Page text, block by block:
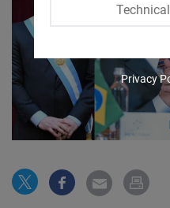
Youtube
Embed
Maps
Embed
Privacy